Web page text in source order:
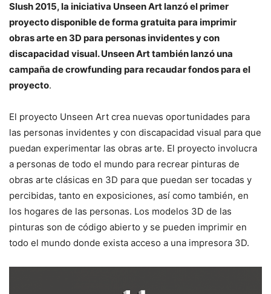
Slush 2015, la iniciativa Unseen Art lanzó el primer
proyecto disponible de forma gratuita para imprimir
obras arte en 3D para personas invidentes y con
discapacidad visual. Unseen Art también lanzó una
campaña de crowfunding para recaudar fondos para el
proyecto.
El proyecto Unseen Art crea nuevas oportunidades para
las personas invidentes y con discapacidad visual para que
puedan experimentar las obras arte. El proyecto involucra
a personas de todo el mundo para recrear pinturas de
obras arte clásicas en 3D para que puedan ser tocadas y
percibidas, tanto en exposiciones, así como también, en
los hogares de las personas. Los modelos 3D de las
pinturas son de código abierto y se pueden imprimir en
todo el mundo donde exista acceso a una impresora 3D.